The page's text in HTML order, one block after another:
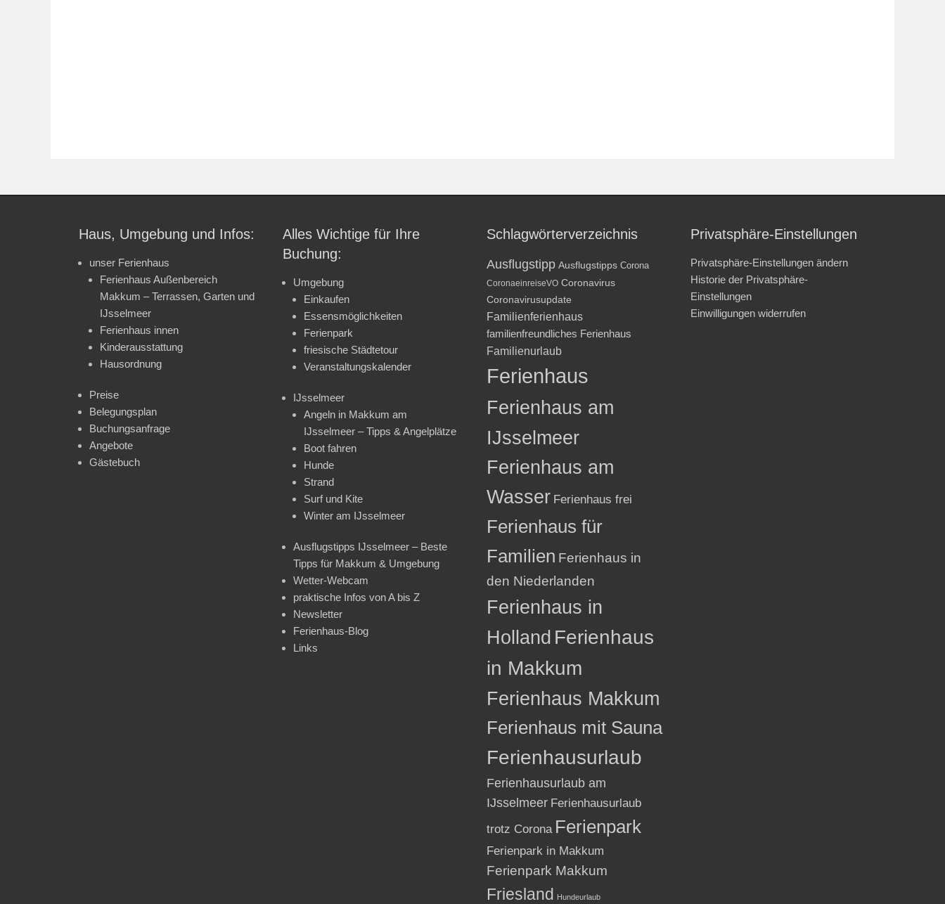
Haus, Umgebung und Infos:
unser Ferienhaus
Ferienhaus Außenbereich
Makkum – Terrassen, Garten und
IJsselmeer
Ferienhaus innen
Kinderausstattung
Hausordnung
Preise
Belegungsplan
Buchungsanfrage
Angebote
Gästebuch
Alles Wichtige für Ihre
Buchung:
Umgebung
Einkaufen
Essensmöglichkeiten
Ferienpark
friesische Städtetour
Veranstaltungskalender
IJsselmeer
Angeln in Makkum am
IJsselmeer – Tipps & Angelplätze
Boot fahren
Hunde
Strand
Surf und Kite
Winter am IJsselmeer
Ausflugstipps IJsselmeer – Beste
Tipps für Makkum & Umgebung
Wetter-Webcam
praktische Infos von A bis Z
Newsletter
Ferienhaus-Blog
Links
Schlagwörterverzeichnis
Ausflugstipp Ausflugstipps Corona
CoronaeinreiseVO Coronavirus
Coronavirusupdate
Familienferienhaus
familienfreundliches Ferienhaus
Familienurlaub
Ferienhaus
Ferienhaus am
IJsselmeer
Ferienhaus am
Wasser Ferienhaus frei
Ferienhaus für
Familien Ferienhaus in
den Niederlanden
Ferienhaus in
Holland Ferienhaus
in Makkum
Ferienhaus Makkum
Ferienhaus mit Sauna
Ferienhausurlaub
Ferienhausurlaub am
IJsselmeer Ferienhausurlaub
trotz Corona Ferienpark
Ferienpark in Makkum
Ferienpark Makkum
Friesland Hundeurlaub
Privatsphäre-Einstellungen
Privatsphäre-Einstellungen ändern
Historie der Privatsphäre-
Einstellungen
Einwilligungen widerrufen